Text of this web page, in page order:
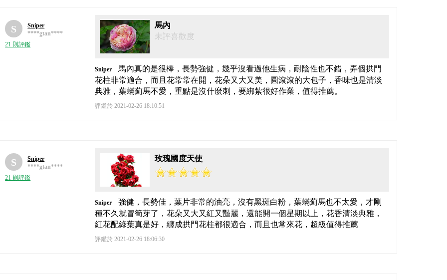
S
Sniper
****gtan****
21 則評鑑
馬內
未評喜歡度
Sniper
馬內真的是很棒，長勢強健，幾乎沒看過他生病，耐陰性也不錯，弄個拱門
花柱非常適合，而且花常常在開，花朵又大又美，圓滾滾的大包子，香味也是清淡
典雅，葉蟎薊馬不愛，重點是沒什麼刺，要綁紮很好作業，值得推薦。
評鑑於 2021-02-26 18:10:51
S
Sniper
****gtan****
21 則評鑑
玫瑰國度天使
Sniper
強健，長勢佳，葉片非常的油亮，沒有黑斑白粉，葉蟎薊馬也不太愛，才剛
種不久就冒筍芽了，花朵又大又紅又豔麗，還能開一個星期以上，花香清淡典雅，
紅花配綠葉真是好，纏成拱門花柱都很適合，而且也常來花，超級值得推薦
評鑑於 2021-02-26 18:06:30